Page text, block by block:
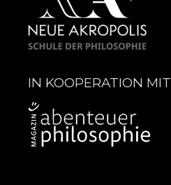
IN KOOPERATION MIT